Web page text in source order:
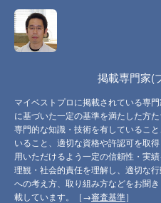
掲載専門家(
マイベストプロに掲載されている専
に基づいた一定の基準を満たした方
専門的な知識・技術を有しているこ
いること、適切な資格や許認可を取
用いただけるよう一定の信頼性・実
理観・社会的責任を理解し、適切な
への考え方、取り組み方などをお聞
載しています。［→審査基準］